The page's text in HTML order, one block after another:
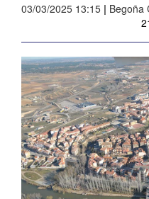
03/03/2025 13:15 | Begoña